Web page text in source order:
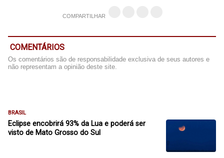
COMPARTILHAR
COMENTÁRIOS
Os comentários são de responsabilidade exclusiva de seus autores e
não representam a opinião deste site.
BRASIL
Eclipse encobrirá 93% da Lua e poderá ser
visto de Mato Grosso do Sul